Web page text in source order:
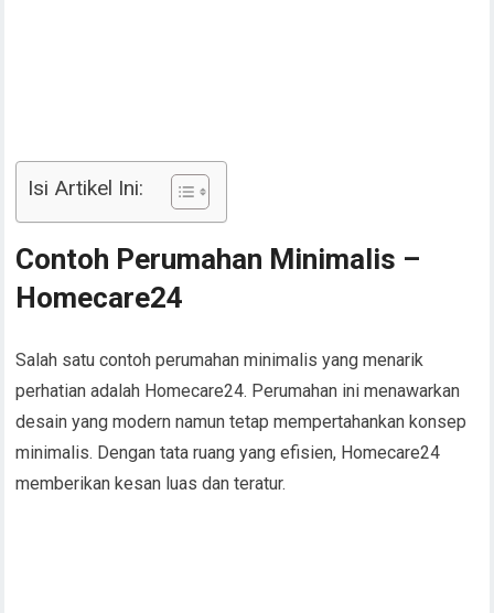
Isi Artikel Ini:
Contoh Perumahan Minimalis –
Homecare24
Salah satu contoh perumahan minimalis yang menarik
perhatian adalah Homecare24. Perumahan ini menawarkan
desain yang modern namun tetap mempertahankan konsep
minimalis. Dengan tata ruang yang efisien, Homecare24
memberikan kesan luas dan teratur.